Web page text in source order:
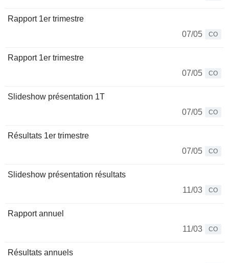
Rapport 1er trimestre
07/05
CO
Rapport 1er trimestre
07/05
CO
Slideshow présentation 1T
07/05
CO
Résultats 1er trimestre
07/05
CO
Slideshow présentation résultats
11/03
CO
Rapport annuel
11/03
CO
Résultats annuels